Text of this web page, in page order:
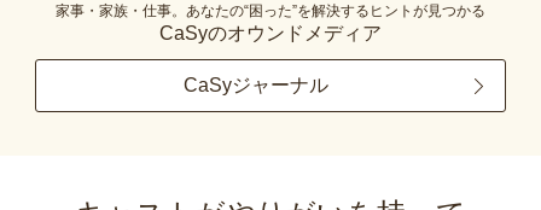
家事・家族・仕事。あなたの“困った”を解決するヒントが見つかる
CaSyのオウンドメディア
CaSyジャーナル